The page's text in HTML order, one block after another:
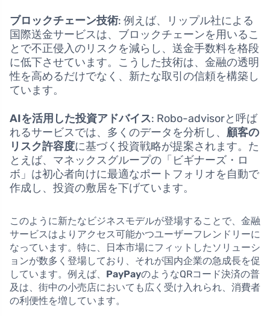
ブロックチェーン技術: 例えば、リップル社による
国際送金サービスは、ブロックチェーンを用いるこ
とで不正侵入のリスクを減らし、送金手数料を格段
に低下させています。こうした技術は、金融の透明
性を高めるだけでなく、新たな取引の信頼を構築し
ています。
AIを活用した投資アドバイス: Robo-advisorと呼ば
れるサービスでは、多くのデータを分析し、 顧客の
リスク許容度に基づく投資戦略が提案されます。た
とえば、マネックスグループの「ビギナーズ・ロ
ボ」は初心者向けに最適なポートフォリオを自動で
作成し、投資の敷居を下げています。
このように新たなビジネスモデルが登場することで、金融
サービスはよりアクセス可能かつユーザーフレンドリーに
なっています。特に、日本市場にフィットしたソリューシ
ョンが数多く登場しており、それが国内企業の急成長を促
しています。例えば、 PayPayのようなQRコード決済の普
及は、街中の小売店においても広く受け入れられ、消費者
の利便性を増しています。